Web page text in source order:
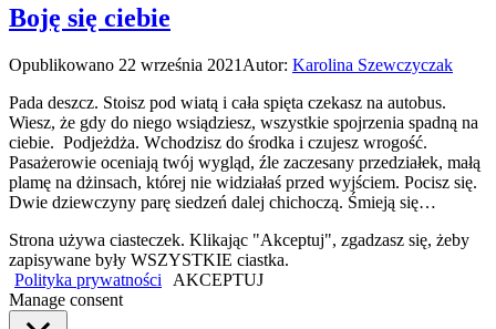
Boję się ciebie
Opublikowano 22 września 2021 Autor: Karolina Szewczyczak
Pada deszcz. Stoisz pod wiatą i cała spięta czekasz na autobus.
Wiesz, że gdy do niego wsiądziesz, wszystkie spojrzenia spadną na
ciebie. Podjeżdża. Wchodzisz do środka i czujesz wrogość.
Pasażerowie oceniają twój wygląd, źle zaczesany przedziałek, małą
plamę na dżinsach, której nie widziałaś przed wyjściem. Pocisz się.
Dwie dziewczyny parę siedzeń dalej chichoczą. Śmieją się…
Strona używa ciasteczek. Klikając "Akceptuj", zgadzasz się, żeby
zapisywane były WSZYSTKIE ciastka.
Polityka prywatności
AKCEPTUJ
Manage consent